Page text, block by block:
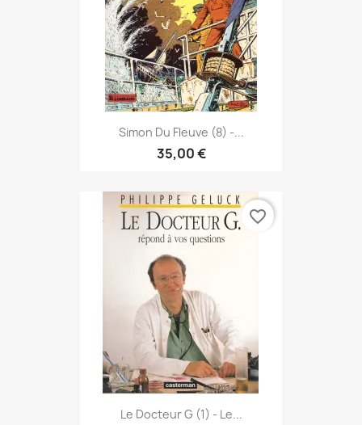
Simon Du Fleuve (8) -...
35,00 €
Le Docteur G (1) - Le...
favorite_border